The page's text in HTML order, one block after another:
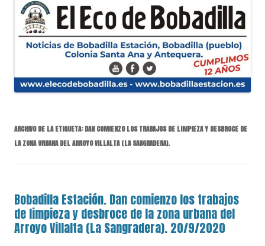
ARCHIVO DE LA ETIQUETA:DAN COMIENZO LOS TRABAJOS DE LIMPIEZA Y DESBROCE DE
LA ZONA URBANA DEL ARROYO VILLALTA (LA SANGRADERA).
Bobadilla Estación. Dan comienzo los trabajos
de limpieza y desbroce de la zona urbana del
Arroyo Villalta (La Sangradera). 20/9/2020